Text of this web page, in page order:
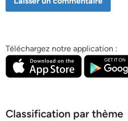
Téléchargez notre application :
Classification par thème